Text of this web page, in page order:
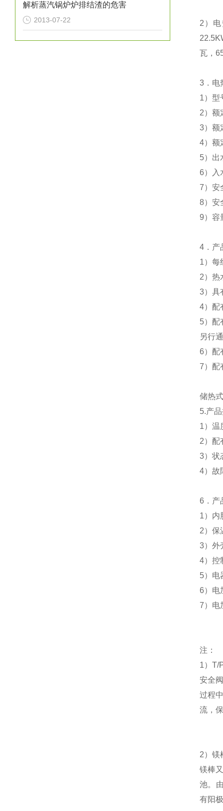
解析蒸汽锅炉炉排结渣的危害
2013-07-22 2 ）
瓦，
3 ．
1）型
2）额
3）额
4）额
5）出
6）入
7）安
8）安
9）容
4 ．
1）每
2）热
3）具
4）配
5）配
另行
6）配
7）配
储热
5.产
1）温
2）配
3）状
4）故
6 ．
1） 内
2） 保
3）外
4）控
5）电
6）电
7）电
注：
1） T/
安全
过程
流，
2） 镁
镁棒
池。
有阳